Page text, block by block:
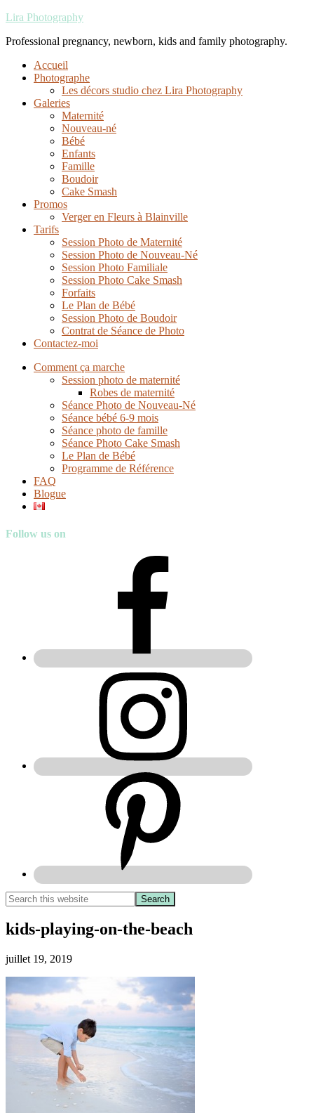
Lira Photography
Professional pregnancy, newborn, kids and family photography.
Accueil
Photographe
Les décors studio chez Lira Photography
Galeries
Maternité
Nouveau-né
Bébé
Enfants
Famille
Boudoir
Cake Smash
Promos
Verger en Fleurs à Blainville
Tarifs
Session Photo de Maternité
Session Photo de Nouveau-Né
Session Photo Familiale
Session Photo Cake Smash
Forfaits
Le Plan de Bébé
Session Photo de Boudoir
Contrat de Séance de Photo
Contactez-moi
Comment ça marche
Session photo de maternité
Robes de maternité
Séance Photo de Nouveau-Né
Séance bébé 6-9 mois
Séance photo de famille
Séance Photo Cake Smash
Le Plan de Bébé
Programme de Référence
FAQ
Blogue
Follow us on
kids-playing-on-the-beach
juillet 19, 2019